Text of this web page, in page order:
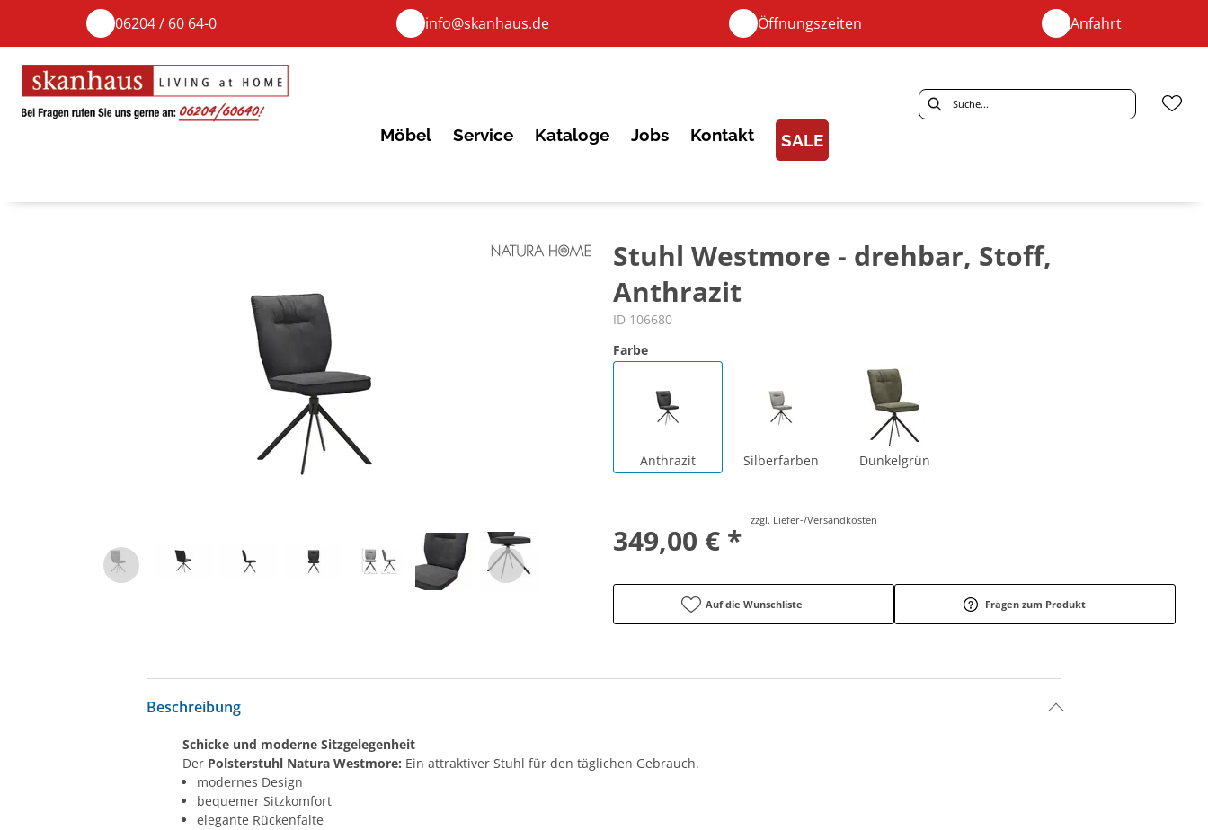
06204 / 60 64-0 info@skanhaus.de Öffnungszeiten Anfahrt
Möbel Service Kataloge Jobs Kontakt SALE
Stuhl Westmore - drehbar, Stoff,
Anthrazit
ID 106680
Farbe
Anthrazit Silberfarben Dunkelgrün
349,00 € *
zzgl. Liefer-/Versandkosten
Auf die Wunschliste Fragen zum Produkt
Beschreibung
Schicke und moderne Sitzgelegenheit
Der Polsterstuhl Natura Westmore: Ein attraktiver Stuhl für den täglichen Gebrauch.
modernes Design
bequemer Sitzkomfort
elegante Rückenfalte